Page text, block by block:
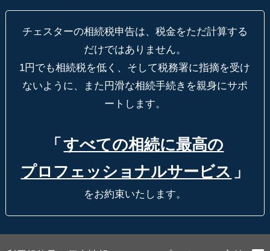
チェスターの相続税申告は、税金をただ計算する
だけではありません。
1円でも相続税を低く、そして税務署に指摘を受け
ないように、
また円滑な相続手続きを親身にサポ
ートします。
「 すべての相続に最高の
プロフェッショナルサービス 」
をお約束いたします。